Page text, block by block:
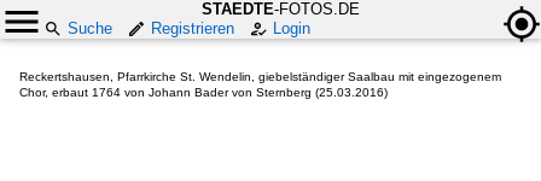
STAEDTE-FOTOS.DE
Suche
Registrieren Login
Reckertshausen, Pfarrkirche St. Wendelin, giebelständiger Saalbau mit eingezogenem
Chor, erbaut 1764 von Johann Bader von Sternberg (25.03.2016)